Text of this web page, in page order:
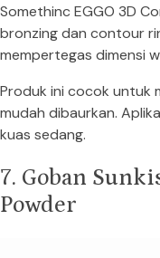
Somethinc EGGO 3D
bronzing dan contour
mempertegas dimensi
Produk ini cocok untuk
mudah dibaurkan.
kuas sedang.
7. Goban
Powder